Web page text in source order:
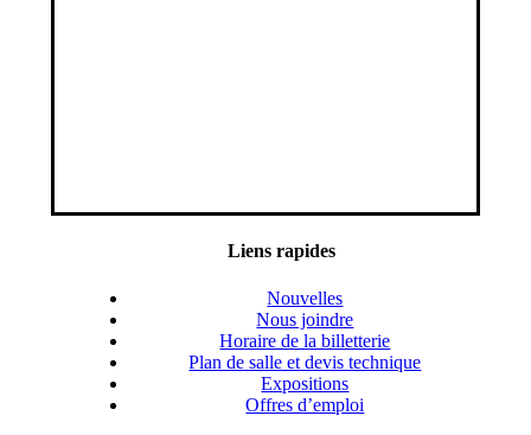
Liens rapides
Nouvelles
Nous joindre
Horaire de la billetterie
Plan de salle et devis technique
Expositions
Offres d’emploi